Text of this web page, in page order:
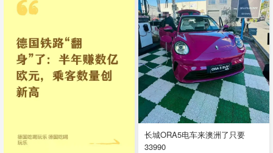
长城ORA5电车来澳洲了只要
33990